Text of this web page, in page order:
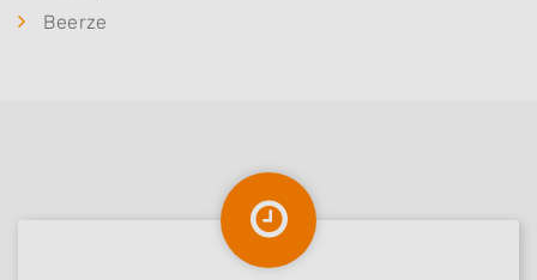
Beerze